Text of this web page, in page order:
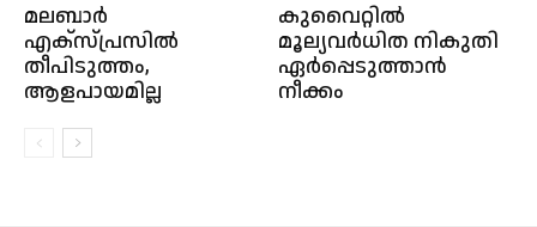
മലബാര്‍
എക്സ്‍പ്രസിൽ
തീപിടുത്തം,
ആളപായമില്ല
കുവൈറ്റിൽ
മൂല്യവർധിത നികുതി
ഏർപ്പെടുത്താൻ
നീക്കം